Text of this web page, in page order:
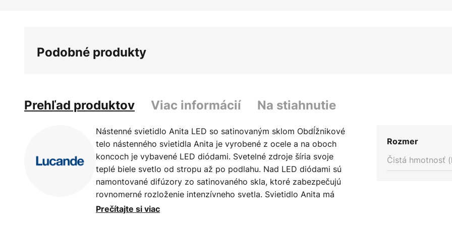
obrázkov
Podobné produkty
Prehľad produktov Viac informácií Na stiahnutie
Nástenné svietidlo Anita LED so satinovaným sklom Obdĺžnikové
telo nástenného svietidla Anita je vyrobené z ocele a na oboch
koncoch je vybavené LED diódami. Svetelné zdroje šíria svoje
teplé biele svetlo od stropu až po podlahu. Nad LED diódami sú
namontované difúzory zo satinovaného skla, ktoré zabezpečujú
rovnomerné rozloženie intenzívneho svetla. Svietidlo Anita má
vďaka geometrickým tvarom a použitým materiálom moderný
Prečítajte si viac
Rozmer
Čistá hmotnosť